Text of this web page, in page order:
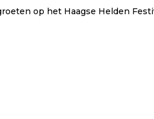
op het Haagse Helden